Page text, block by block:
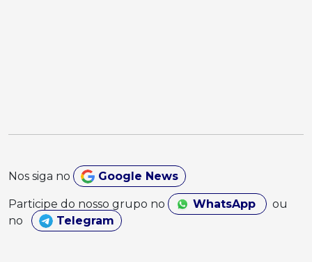
Nos siga no Google News
Participe do nosso grupo no WhatsApp
ou
no
Telegram